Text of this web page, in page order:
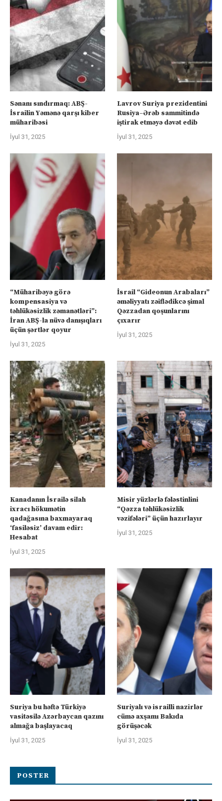
Sənanı sındırmaq: ABŞ-
İsrailin Yəmənə qarşı kiber
müharibəsi
İyul 31, 2025
Lavrov Suriya prezidentini
Rusiya–Ərəb sammitində
iştirak etməyə dəvət edib
İyul 31, 2025
“Müharibəyə görə
kompensasiya və
təhlükəsizlik zəmanətləri”:
İran ABŞ-la nüvə danışıqları
üçün şərtlər qoyur
İyul 31, 2025
İsrail “Gideonun Arabaları”
əməliyyatı zəiflədikcə şimal
Qəzzadan qoşunlarını
çıxarır
İyul 31, 2025
Kanadanın İsrailə silah
ixracı hökumətin
qadağasına baxmayaraq
‘fasiləsiz’ davam edir:
Hesabat
İyul 31, 2025
Misir yüzlərlə fələstinlini
“Qəzza təhlükəsizlik
vəzifələri” üçün hazırlayır
İyul 31, 2025
Suriya bu həftə Türkiyə
vasitəsilə Azərbaycan qazını
almağa başlayacaq
İyul 31, 2025
Suriyalı və israilli nazirlər
cümə axşamı Bakıda
görüşəcək
İyul 31, 2025
POSTER